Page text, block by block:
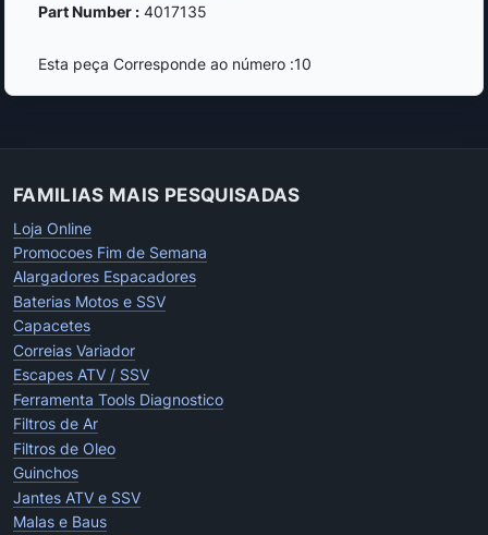
Part Number :4017135
Esta peça Corresponde ao número :10
FAMILIAS MAIS PESQUISADAS
Loja Online
Promocoes Fim de Semana
Alargadores Espacadores
Baterias Motos e SSV
Capacetes
Correias Variador
Escapes ATV / SSV
Ferramenta Tools Diagnostico
Filtros de Ar
Filtros de Oleo
Guinchos
Jantes ATV e SSV
Malas e Baus